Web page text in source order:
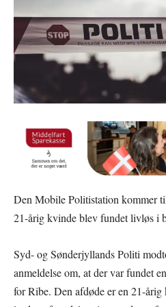
Den Mobile Politistation kommer
21-årig kvinde blev fundet livløs i
Syd- og Sønderjyllands Politi
anmeldelse om, at der var fundet
for Ribe. Den afdøde er en 21-